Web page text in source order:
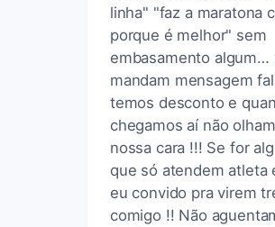
linha" "faz a maratona
porque é melhor" sem
embasamento algum…
mandam mensagem
temos desconto e
chegamos aí não
nossa cara !!! Se for
que só atendem atleta
eu convido pra virem
comigo !! Não